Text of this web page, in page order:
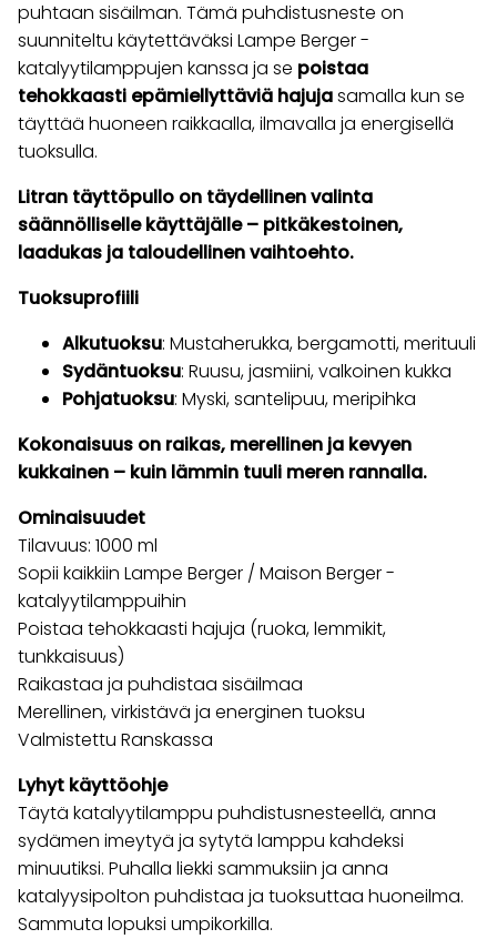
puhtaan sisäilman. Tämä puhdistusneste on
suunniteltu käytettäväksi Lampe Berger -
katalyytilamppujen kanssa ja se poistaa
tehokkaasti epämiellyttäviä hajujasamalla kun se
täyttää huoneen raikkaalla, ilmavalla ja energisellä
tuoksulla.
Litran täyttöpullo on täydellinen valinta
säännölliselle käyttäjälle – pitkäkestoinen,
laadukas ja taloudellinen vaihtoehto.
Tuoksuprofiili
Alkutuoksu: Mustaherukka, bergamotti, merituuli
Sydäntuoksu: Ruusu, jasmiini, valkoinen kukka
Pohjatuoksu: Myski, santelipuu, meripihka
Kokonaisuus on raikas, merellinen ja kevyen
kukkainen – kuin lämmin tuuli meren rannalla.
Ominaisuudet
Tilavuus: 1000 ml
Sopii kaikkiin Lampe Berger / Maison Berger -
katalyytilamppuihin
Poistaa tehokkaasti hajuja (ruoka, lemmikit,
tunkkaisuus)
Raikastaa ja puhdistaa sisäilmaa
Merellinen, virkistävä ja energinen tuoksu
Valmistettu Ranskassa
Lyhyt käyttöohje
Täytä katalyytilamppu puhdistusnesteellä, anna
sydämen imeytyä ja sytytä lamppu kahdeksi
minuutiksi. Puhalla liekki sammuksiin ja anna
katalyysipolton puhdistaa ja tuoksuttaa huoneilma.
Sammuta lopuksi umpikorkilla.